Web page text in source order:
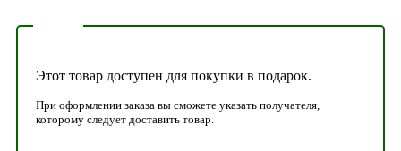
Этот товар доступен для покупки в подарок.
При оформлении заказа вы сможете указать получателя,
которому следует доставить товар.